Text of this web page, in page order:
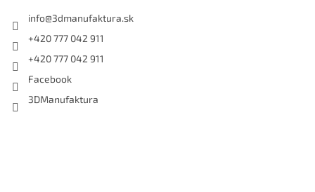
info@3dmanufaktura.sk
+420 777 042 911
+420 777 042 911
Facebook
3DManufaktura